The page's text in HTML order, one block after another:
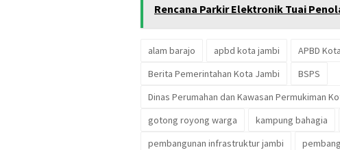
Rencana Parkir Elektronik Tuai
alam barajo apbd kota jambi APBD
Berita Pemerintahan Kota Jambi
BSPS
Dinas Perumahan dan Kawasan Permukiman
gotong royong warga
kampung bahagia
pembangunan infrastruktur jambi